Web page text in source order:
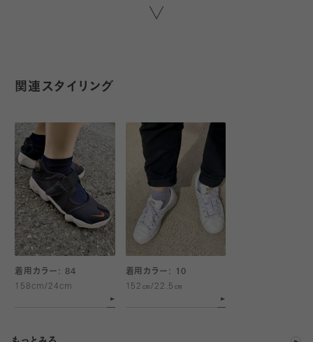
柔らかくグリップ性の高いシリコンラバーを使用。
◆消臭・吸水速乾◆
消臭機能に優れたデオセル(R)と吸水速乾機能を備えたポリエス
テル繊維を使用。
汗によるムレや臭いを軽減し足元を快適にします。
◆耐久性のあるナイロン補強◆
過酷なレースでも耐えうる耐久性を追及。
練習用としてもオススメです。
ポーツ用ではありますが、お洋服にも合わせやすいです。
㎝で、伸縮性がいいのでSSサイズもSサイズも履けます。運動を
する時はSSサイズにしてアーチサポート力高めに、普段履きの時
はSサイズにして程よいアーチサポート力にと、使い分けています。
関連スタイリング
着用カラー: 84
158cm/24cm
着用カラー: 10
152㎝/22.5㎝